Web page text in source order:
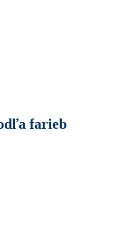
farieb